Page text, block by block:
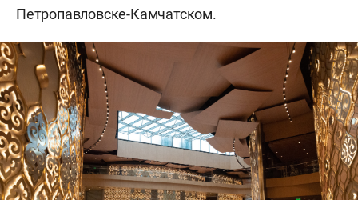
Петропавловске-Камчатском.